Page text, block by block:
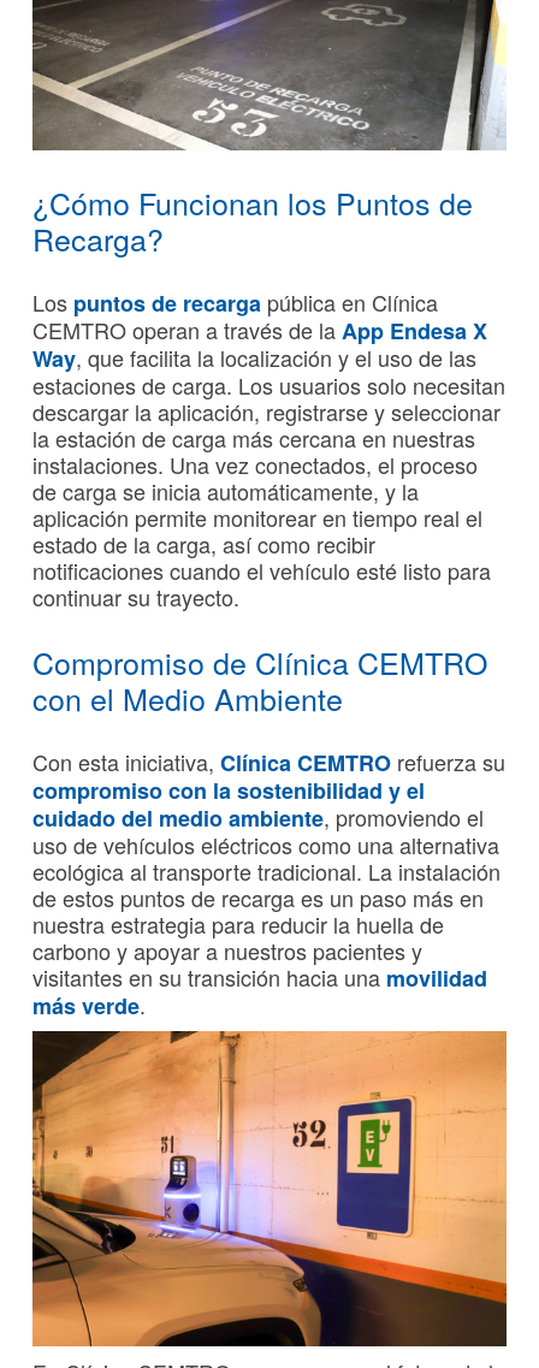
¿Cómo Funcionan los Puntos de
Recarga?
Los puntos de recarga pública en Clínica
CEMTRO operan a través de laApp Endesa X
Way, que facilita la localización y el uso de las
estaciones de carga. Los usuarios solo necesitan
descargar la aplicación, registrarse y seleccionar
la estación de carga más cercana en nuestras
instalaciones. Una vez conectados, el proceso
de carga se inicia automáticamente, y la
aplicación permite monitorear en tiempo real el
estado de la carga, así como recibir
notificaciones cuando el vehículo esté listo para
continuar su trayecto.
Compromiso de Clínica CEMTRO
con el Medio Ambiente
Con esta iniciativa, Clínica CEMTRO refuerza su
compromiso con la sostenibilidad y el
cuidado del medio ambiente, promoviendo el
uso de vehículos eléctricos como una alternativa
ecológica al transporte tradicional. La instalación
de estos puntos de recarga es un paso más en
nuestra estrategia para reducir la huella de
carbono y apoyar a nuestros pacientes y
visitantes en su transición hacia una movilidad
más verde.